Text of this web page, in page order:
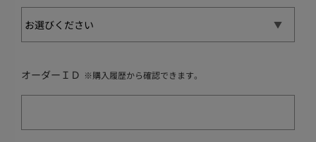
オーダーＩＤ ※購入履歴から確認できます。